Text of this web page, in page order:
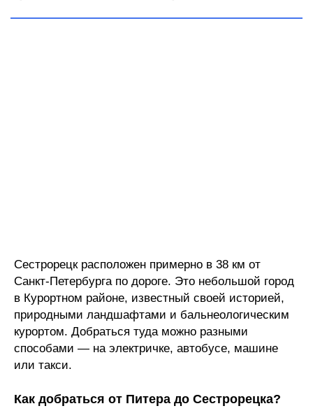
Сестрорецк расположен примерно в 38 км от
Санкт-Петербурга по дороге. Это небольшой город
в Курортном районе, известный своей историей,
природными ландшафтами и бальнеологическим
курортом. Добраться туда можно разными
способами — на электричке, автобусе, машине
или такси.
Как добраться от Питера до Сестрорецка?